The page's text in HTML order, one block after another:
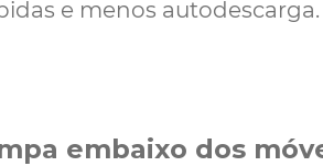
e menos autodescarga.
embaixo dos